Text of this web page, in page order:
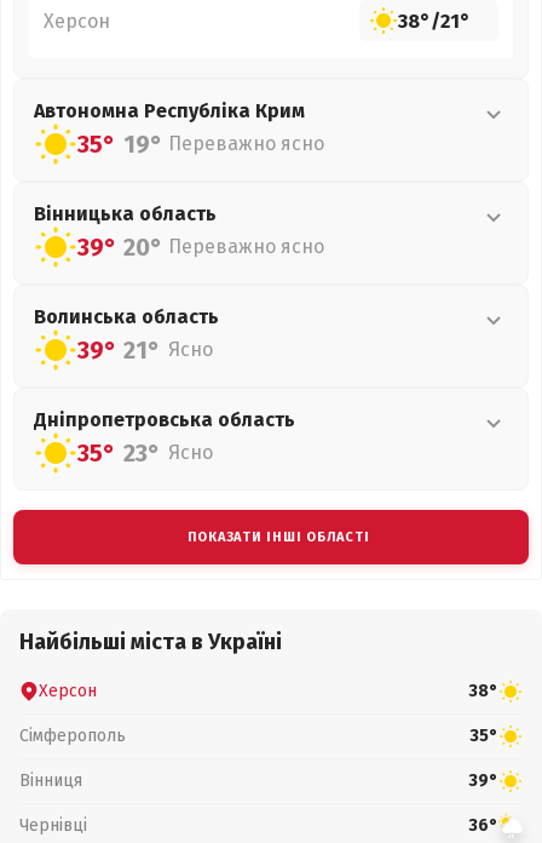
Херсон 38°/21°
Автономна Республіка Крим
35° 19° Переважно ясно
Вінницька область
39° 20° Переважно ясно
Волинська область
39° 21° Ясно
Дніпропетровська область
35° 23° Ясно
ПОКАЗАТИ ІНШІ ОБЛАСТІ
Найбільші міста в Україні
Херсон 38°
Сімферополь 35°
Вінниця 39°
Чернівці 36°